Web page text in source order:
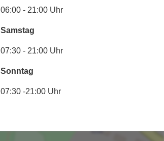
06:00 - 21:00 Uhr
Samstag
07:30 - 21:00 Uhr
Sonntag
07:30 -21:00 Uhr